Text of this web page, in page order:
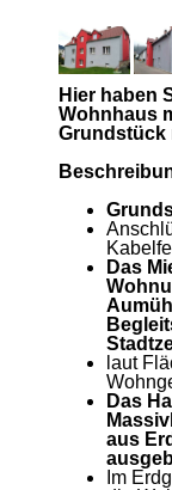
Hier haben
Wohnhaus
Grundstück
Das
laut
Das
aus
Im